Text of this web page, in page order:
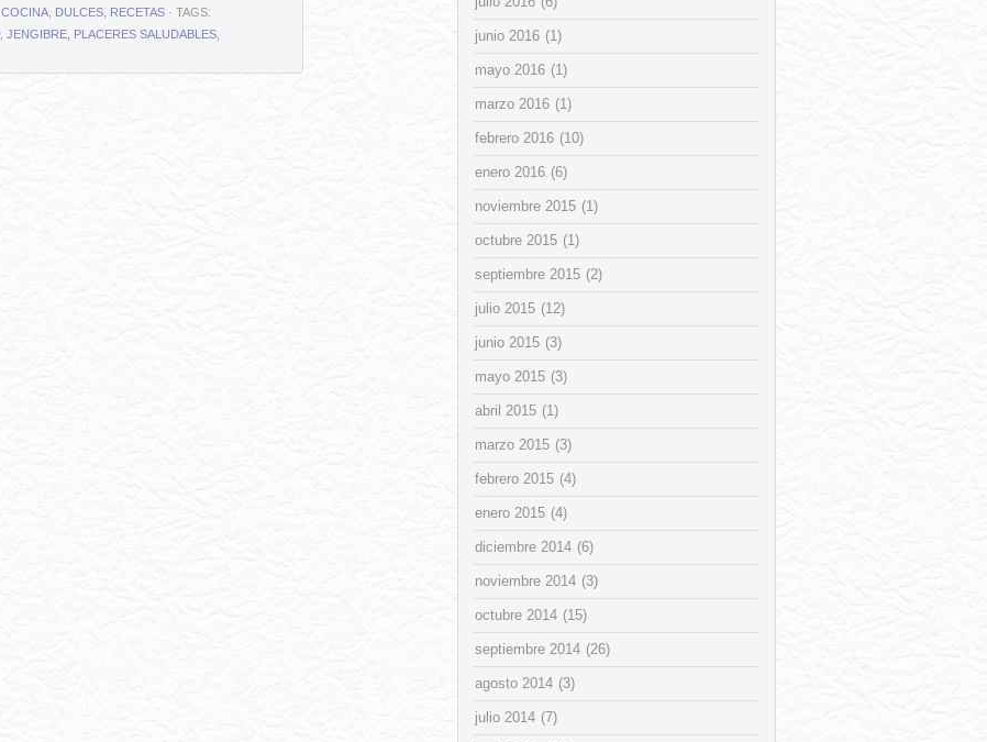
COCINA DULCES RECETAS · TAGS:
JENGIBRE PLACERES SALUDABLES junio 2016 (1)
mayo 2016 (1)
marzo 2016 (1)
febrero 2016 (10)
enero 2016 (6)
noviembre 2015 (1)
octubre 2015 (1)
septiembre 2015 (2)
julio 2015 (12)
junio 2015 (3)
mayo 2015 (3)
abril 2015 (1)
marzo 2015 (3)
febrero 2015 (4)
enero 2015 (4)
diciembre 2014 (6)
noviembre 2014 (3)
octubre 2014 (15)
septiembre 2014 (26)
agosto 2014 (3)
julio 2014 (7)